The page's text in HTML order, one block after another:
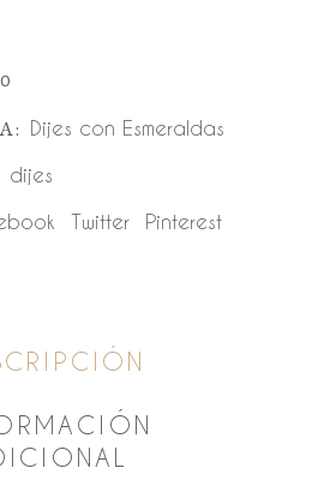
Dijes con Esmeraldas
dijes
Twitter Pinterest